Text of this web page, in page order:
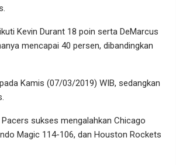
Kevin Durant 18 poin serta DeMarcus
mencapai 40 persen, dibandingkan
Kamis (07/03/2019) WIB, sedangkan
sukses mengalahkan Chicago
Magic 114-106, dan Houston Rockets